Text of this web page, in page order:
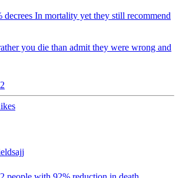
decrees In mortality yet they still recommend
you die than admit they were wrong and